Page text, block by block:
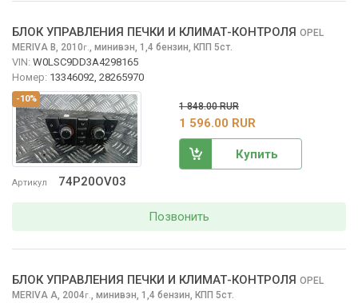
-10%
Артикул 74P20OV03
БЛОК УПРАВЛЕНИЯ ПЕЧКИ И КЛИМАТ-КОНТРОЛЯ OPEL
MERIVA B, 2010г., минивэн, 1,4 бензин, КПП 5ст.
VIN: W0LSC9DD3A4298165
Номер: 13346092, 28265970
1 848.00 RUR
1 596.00 RUR
Купить
Позвонить
БЛОК УПРАВЛЕНИЯ ПЕЧКИ И КЛИМАТ-КОНТРОЛЯ OPEL
MERIVA A, 2004г., минивэн, 1,4 бензин, КПП 5ст.